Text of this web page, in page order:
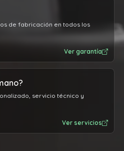
de fabricación en todos los
Ver garantía
servicio técnico y
Ver servicios